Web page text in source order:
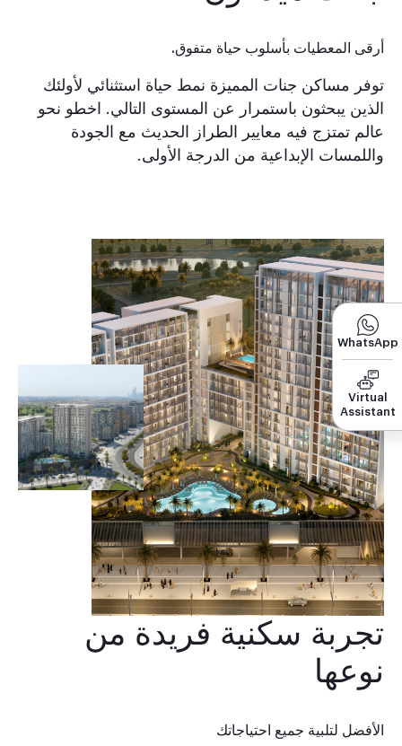
أرقى المعطيات بأسلوب حياة متفوق.
توفر مساكن جنات المميزة نمط حياة استثنائي لأولئك
الذين يبحثون باستمرار عن المستوى التالي. اخطو نحو
عالم تمتزج فيه معايير الطراز الحديث مع الجودة
واللمسات الإبداعية من الدرجة الأولى.
تجربة سكنية فريدة من
نوعها
الأفضل لتلبية جميع احتياجاتك
WhatsApp
Virtual
Assistant